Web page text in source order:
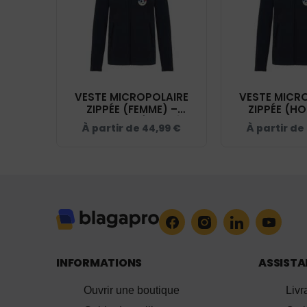
VESTE MICROPOLAIRE
ZIPPÉE (FEMME) –
SKYFOOT ESTÉREL CÔTE
D'AZUR - NAVY – K907
À partir de 44,99 €
VESTE
ZIPPÉE
SKYFOOT
D'AZUR -
À partir de
INFORMATIONS
Ouvrir une boutique